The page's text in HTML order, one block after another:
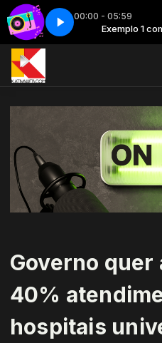
00:00 - 05:59
locutor Exemplo 1 com
Back in time -
Governo quer
40%
hospitais